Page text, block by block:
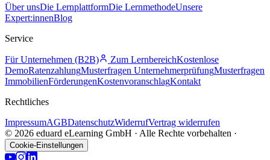
Über unsDie LernplattformDie LernmethodeUnsere
Expert:innenBlog
Service
Für Unternehmen (B2B) Zum LernbereichKostenlose
DemoRatenzahlungMusterfragen UnternehmerprüfungMusterfragen
ImmobilienFörderungenKostenvoranschlagKontakt
Rechtliches
ImpressumAGBDatenschutzWiderrufVertrag widerrufen
© 2026 eduard eLearning GmbH · Alle Rechte vorbehalten ·
Cookie-Einstellungen